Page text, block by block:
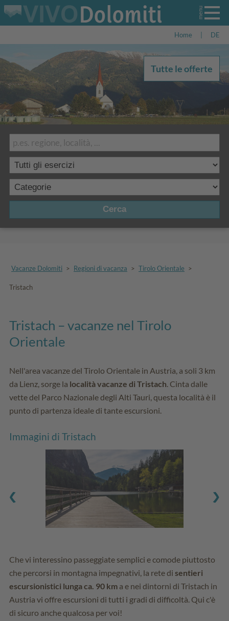
Home DE
Cerca
Tutte le offerte
Vacanze Dolomiti > Regioni di vacanza > Tirolo Orientale >
Tristach
Tristach – vacanze nel Tirolo
Orientale
Nell'area vacanze del Tirolo Orientale in Austria, a soli 3 km
da Lienz, sorge la località vacanze di Tristach . Cinta dalle
vette del Parco Nazionale degli Alti Tauri, questa località è il
punto di partenza ideale di tante escursioni.
Immagini di Tristach
Che vi interessino passeggiate semplici e comode piuttosto
che percorsi in montagna impegnativi, la rete di sentieri
escursionistici lunga ca. 90 km a e nei dintorni di Tristach in
Austria vi offre escursioni di tutti i gradi di difficoltà. Qui c'è
di sicuro anche qualcosa per voi!